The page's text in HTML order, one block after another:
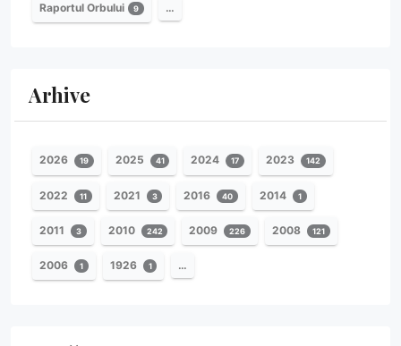
Raportul Orbului 9 …
Arhive
2026 19 2025 41 2024 17 2023 142
2022 11 2021 3 2016 40 2014 1
2011 3 2010 242 2009 226 2008 121
2006 1 1926 1 …